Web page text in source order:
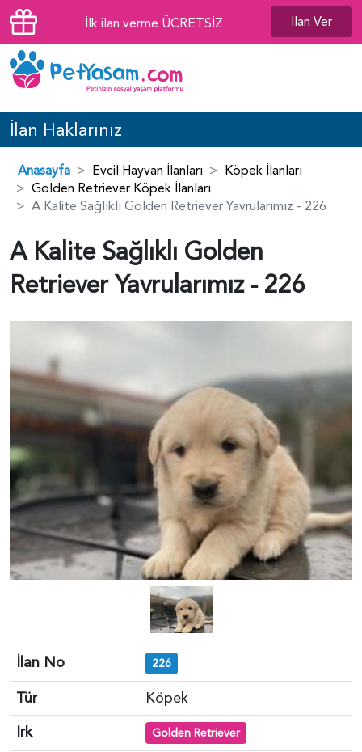
İlk ilan verme ÜCRETSİZ İlan Ver
İlan Haklarınız
Anasayfa Evcil Hayvan İlanları
Köpek İlanları
Golden Retriever Köpek İlanları
A Kalite Sağlıklı Golden Retriever Yavrularımız - 226
A Kalite Sağlıklı Golden
Retriever Yavrularımız - 226
İlan No 226
Tür
Köpek
Irk
Golden Retriever